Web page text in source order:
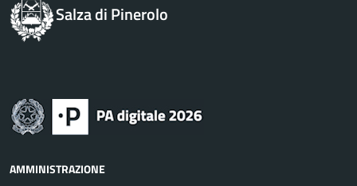
Salza di Pinerolo
AMMINISTRAZIONE